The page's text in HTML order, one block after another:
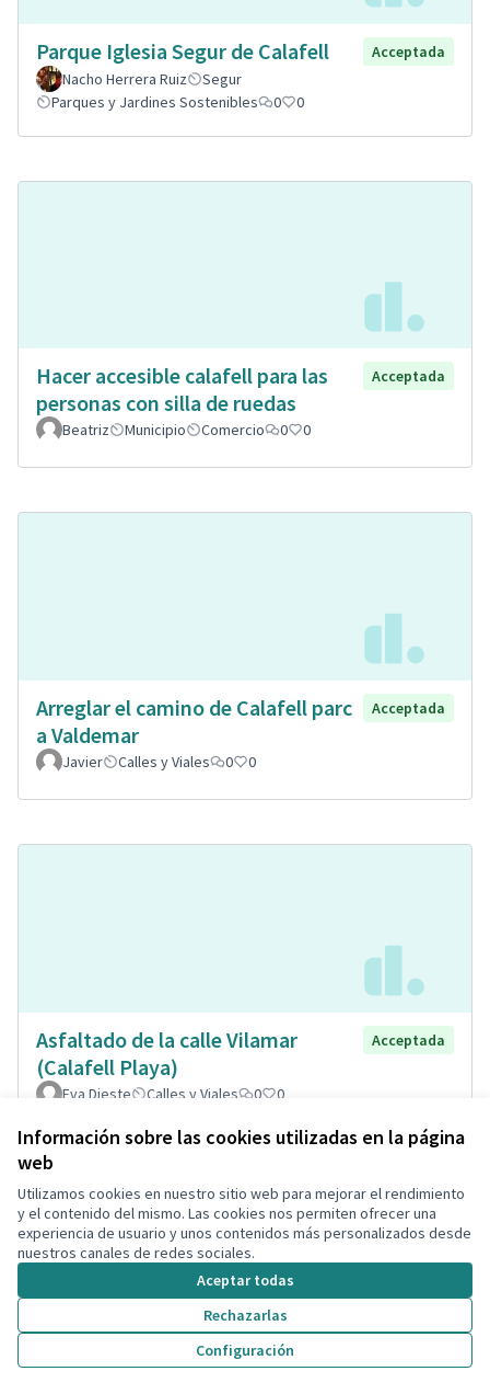
Información sobre las cookies utilizadas en la página
web
Utilizamos cookies en nuestro sitio web para mejorar el rendimiento
y el contenido del mismo. Las cookies nos permiten ofrecer una
experiencia de usuario y unos contenidos más personalizados desde
nuestros canales de redes sociales.
Aceptar todas
Rechazarlas
Configuración
Parque Iglesia Segur de Calafell
Acceptada
Nacho Herrera Ruiz
Segur
Parques y Jardines Sostenibles
0 0
Hacer accesible calafell para las
personas con silla de ruedas
Acceptada
Beatriz Municipio Comercio 0 0
Arreglar el camino de Calafell parc
a Valdemar
Acceptada
Javier Calles y Viales 0 0
Asfaltado de la calle Vilamar
(Calafell Playa)
Acceptada
Eva Dieste Calles y Viales 0 0
Remodelació total de la plaça de
Acceptada